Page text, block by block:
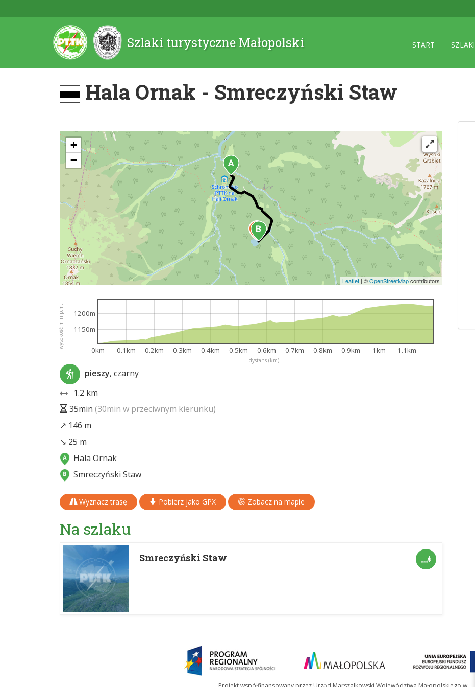
Szlaki turystyczne Małopolski START SZLAKI
Hala Ornak - Smreczyński Staw
+
−
Leaflet | ©OpenStreetMapcontributors
dystans (km)
wysokość m n.p.m.
0km 0.1km 0.2km 0.3km 0.4km 0.5km 0.6km 0.7km 0.8km 0.9km 1km 1.1km
1150m
1200m
pieszy, czarny
1.2 km
35min (30min w przeciwnym kierunku)
↗ 146 m
↘ 25 m
Hala Ornak
Smreczyński Staw
Wyznacz trasę Pobierz jako GPX Zobacz na mapie
Na szlaku
Smreczyński Staw